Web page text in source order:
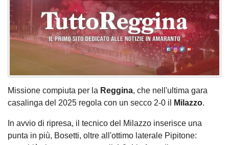
Missione compiuta per la Reggina, che nell'ultima gara
casalinga del 2025 regola con un secco 2-0 il
Milazzo.
In avvio di ripresa, il tecnico del Milazzo inserisce una
punta in più, Bosetti, oltre all'ottimo laterale Pipitone: